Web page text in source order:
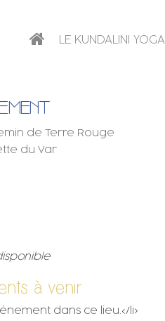
LE KUNDALINI YOGA
de Terre Rouge
du Var
à venir
dans ce lieu.</li>